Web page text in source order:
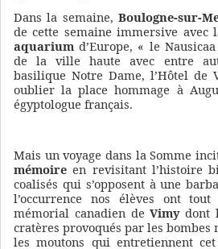
Dans la semaine, Boulogne-sur-
de cette semaine immersive
aquarium d’Europe, « le
de la ville haute avec entre
basilique Notre Dame, l’Hôtel de
oublier la place hommage à
égyptologue français.
Mais un voyage dans la Somme
mémoire en revisitant l’histoire
coalisés qui s’opposent à une
l’occurrence nos élèves ont
mémorial canadien deVimydont
cratères provoqués par les bombes
les moutons qui entretiennent